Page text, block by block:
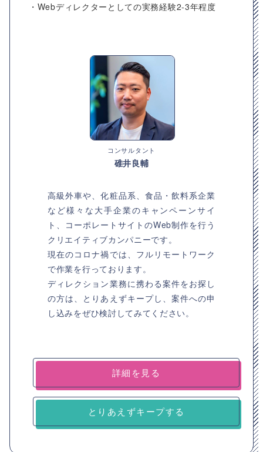
・Webディレクターとしての実務経験2-3年程度
コンサルタント
碓井良輔
高級外車や、化粧品系、食品・飲料系企業
など様々な大手企業のキャンペーンサイ
ト、コーポレートサイトのWeb制作を行う
クリエイティブカンパニーです。
現在のコロナ禍では、フルリモートワーク
で作業を行っております。
ディレクション業務に携わる案件をお探し
の方は、とりあえずキープし、案件への申
し込みをぜひ検討してみてください。
詳細を見る
とりあえずキープする